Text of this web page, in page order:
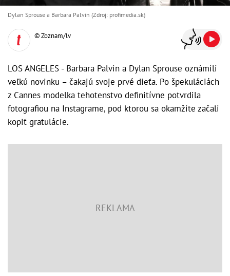
Dylan Sprouse a Barbara Palvin (Zdroj: profimedia.sk)
© Zoznam/lv
LOS ANGELES - Barbara Palvin a Dylan Sprouse oznámili
veľkú novinku – čakajú svoje prvé dieťa. Po špekuláciách
z Cannes modelka tehotenstvo definitívne potvrdila
fotografiou na Instagrame, pod ktorou sa okamžite začali
kopiť gratulácie.